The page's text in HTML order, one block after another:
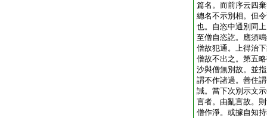
篇名。而前序云四
總名不示別相。但
也。自恣中通別同
至僧自恣訖。應須
僧故犯通。上得治
僧故不出之。第五
沙與僧無別故。並
謂不作諸過。善住
誡。當下次別示文
言者。由亂言故。
僧作淨。或據自知